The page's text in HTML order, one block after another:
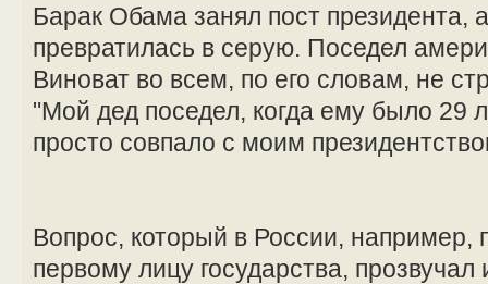
Барак Обама занял пост президента,
превратилась в серую. Поседел
Виноват во всем, по его словам, не
"Мой дед поседел, когда ему было 29
просто совпало с моим
Вопрос, который в России, например,
первому лицу государства,